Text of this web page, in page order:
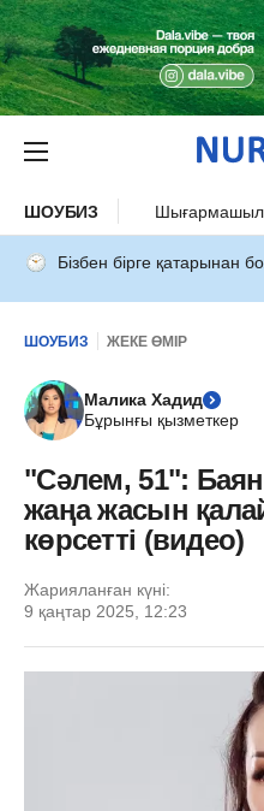
ШОУБИЗ
Бізбен бірге қатарынан
ШОУБИЗ ЖЕКЕ ӨМІР
Малика Хадид
Бұрынғы қызметкер
"Сәлем, 51":
жаңа жасын
көрсетті (видео)
Жарияланған күні:
9 қаңтар 2025, 12:23